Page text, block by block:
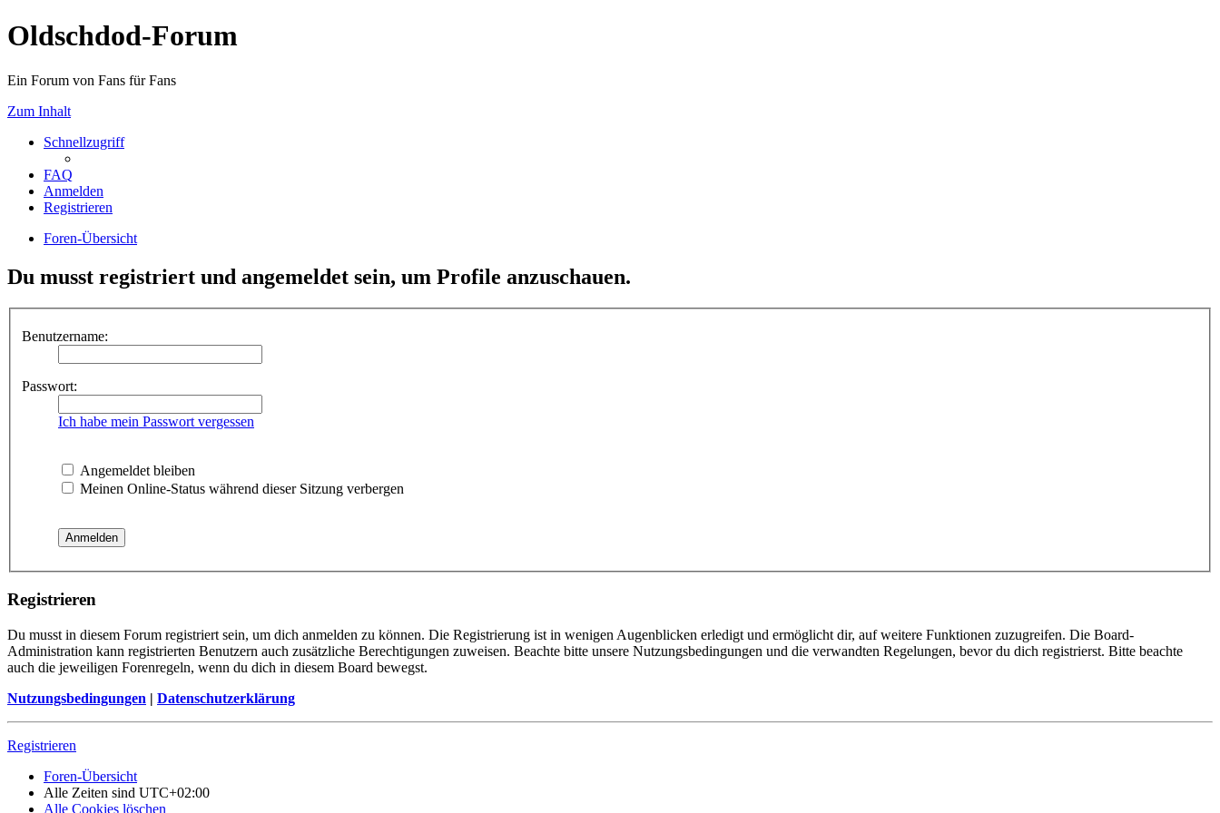
Oldschdod-Forum
Ein Forum von Fans für Fans
Zum Inhalt
Schnellzugriff
FAQ
Anmelden
Registrieren
Foren-Übersicht
Du musst registriert und angemeldet sein, um Profile anzuschauen.
Benutzername:
Passwort:
Ich habe mein Passwort vergessen
Angemeldet bleiben
Meinen Online-Status während dieser Sitzung verbergen
Registrieren
Du musst in diesem Forum registriert sein, um dich anmelden zu können. Die Registrierung ist in wenigen Augenblicken erledigt und ermöglicht dir, auf weitere Funktionen zuzugreifen. Die Board-
Administration kann registrierten Benutzern auch zusätzliche Berechtigungen zuweisen. Beachte bitte unsere Nutzungsbedingungen und die verwandten Regelungen, bevor du dich registrierst. Bitte beachte
auch die jeweiligen Forenregeln, wenn du dich in diesem Board bewegst.
Nutzungsbedingungen | Datenschutzerklärung
Registrieren
Foren-Übersicht
Alle Zeiten sind UTC+02:00
Alle Cookies löschen